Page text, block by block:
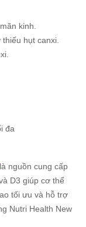
kinh.
hụt canxi.
đa
là nguồn cung cấp
D3 giúp cơ thể
tối ưu và hỗ trợ
Nutri Health New